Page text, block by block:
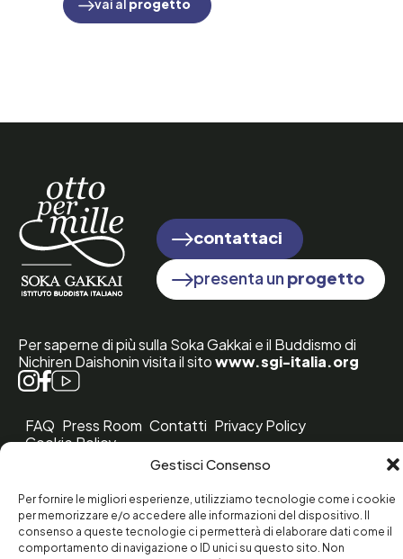
Gestisci Consenso
Per fornire le migliori esperienze, utilizziamo tecnologie come i cookie
per memorizzare e/o accedere alle informazioni del dispositivo. Il
consenso a queste tecnologie ci permetterà di elaborare dati come il
comportamento di navigazione o ID unici su questo sito. Non
vai al progetto
contattaci
presenta un progetto
Per saperne di più sulla Soka Gakkai e il Buddismo di
Nichiren Daishonin visita il sitowww.sgi-italia.org
© 2026 Istituto Buddista Italiano Soka Gakkai - All Rights
FAQ Press Room Contatti Privacy Policy
Cookie Policy